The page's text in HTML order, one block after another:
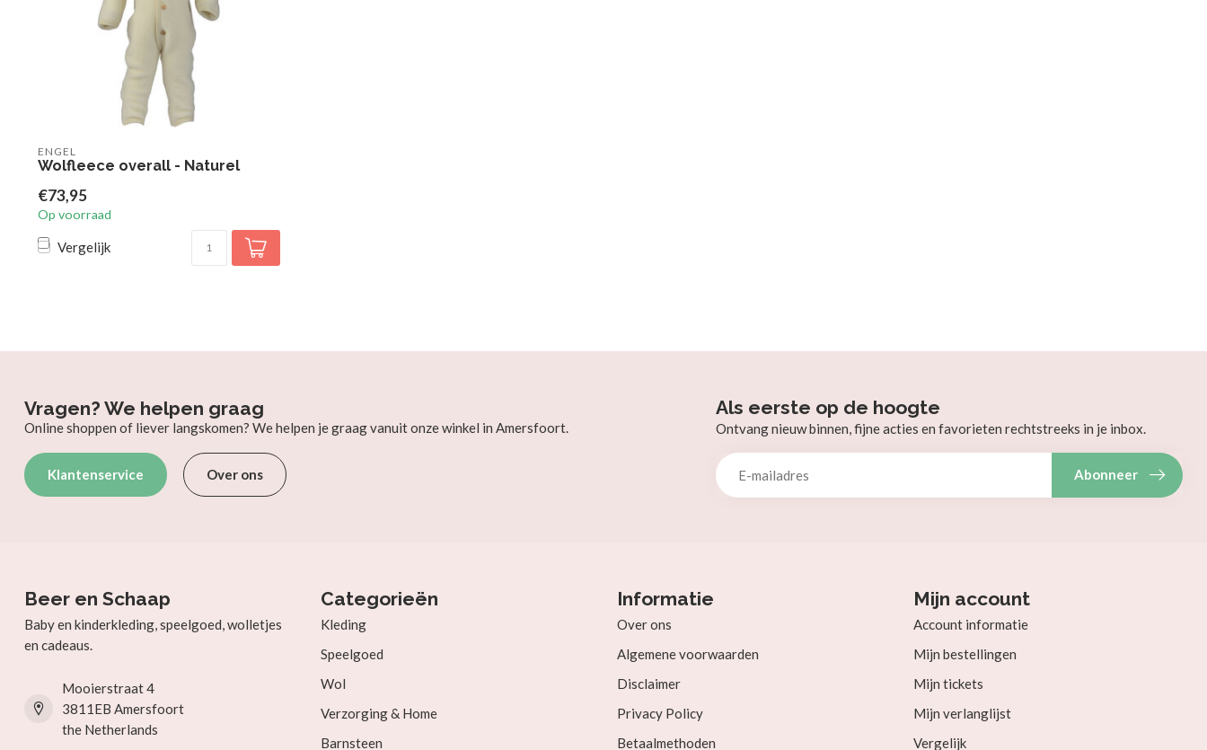
ENGEL
Wolfleece overall - Naturel
€73,95
Op voorraad
Vergelijk
Vragen? We helpen graag
Online shoppen of liever langskomen? We helpen je graag vanuit onze winkel in Amersfoort.
Klantenservice Over ons
Als eerste op de hoogte
Ontvang nieuw binnen, fijne acties en favorieten rechtstreeks in je inbox.
Abonneer
Beer en Schaap
Baby en kinderkleding, speelgoed, wolletjes
en cadeaus.
Mooierstraat 4
3811EB Amersfoort
the Netherlands
Categorieën
Kleding
Speelgoed
Wol
Verzorging & Home
Barnsteen
Informatie
Over ons
Algemene voorwaarden
Disclaimer
Privacy Policy
Betaalmethoden
Mijn account
Account informatie
Mijn bestellingen
Mijn tickets
Mijn verlanglijst
Vergelijk